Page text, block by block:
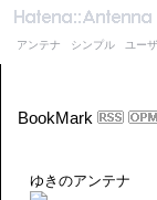
アンテナ シンプル ユー
BookMark
ゆきのアンテナ